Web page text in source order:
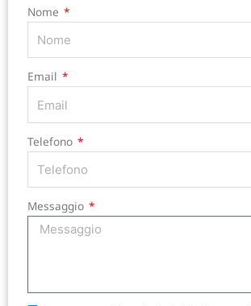
Nome
Email
Telefono
Messaggio